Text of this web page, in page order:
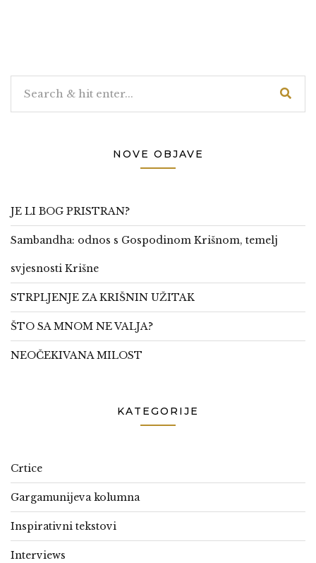
NOVE OBJAVE
JE LI BOG PRISTRAN?
Sambandha: odnos s Gospodinom Krišnom, temelj
svjesnosti Krišne
STRPLJENJE ZA KRIŠNIN UŽITAK
ŠTO SA MNOM NE VALJA?
NEOČEKIVANA MILOST
KATEGORIJE
Crtice
Gargamunijeva kolumna
Inspirativni tekstovi
Interviews